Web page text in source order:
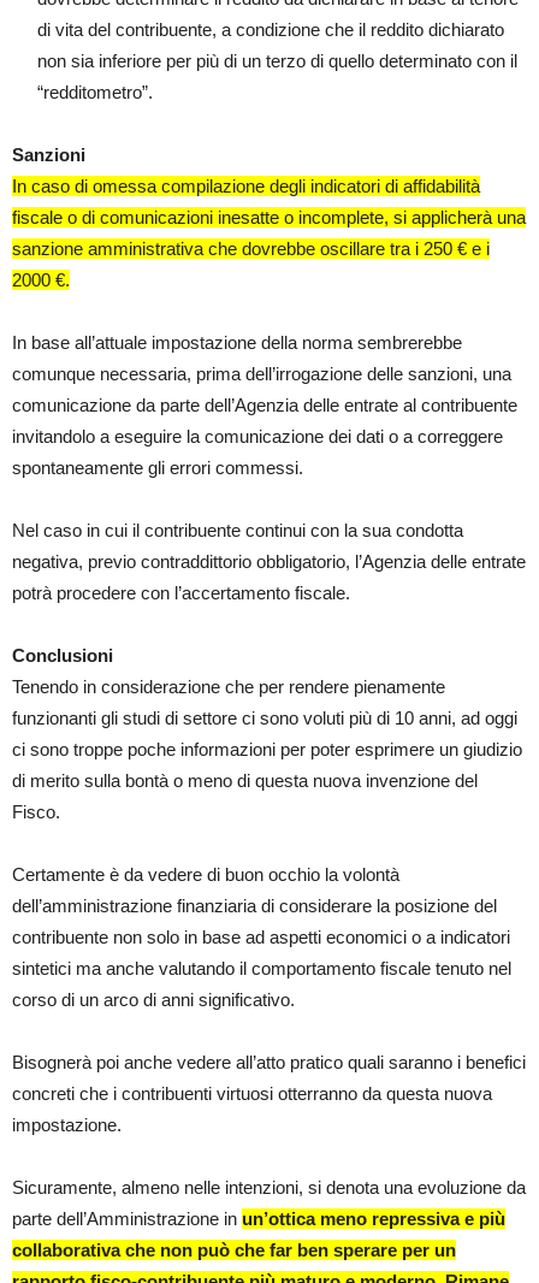
di vita del contribuente, a condizione che il reddito dichiarato
non sia inferiore per più di un terzo di quello determinato con il
“redditometro”.
Sanzioni
In caso di omessa compilazione degli indicatori di affidabilità
fiscale o di comunicazioni inesatte o incomplete, si applicherà una
sanzione amministrativa che dovrebbe oscillare tra i 250 € e i
2000 €.
In base all’attuale impostazione della norma sembrerebbe
comunque necessaria, prima dell’irrogazione delle sanzioni, una
comunicazione da parte dell’Agenzia delle entrate al contribuente
invitandolo a eseguire la comunicazione dei dati o a correggere
spontaneamente gli errori commessi.
Nel caso in cui il contribuente continui con la sua condotta
negativa, previo contraddittorio obbligatorio, l’Agenzia delle entrate
potrà procedere con l’accertamento fiscale.
Conclusioni
Tenendo in considerazione che per rendere pienamente
funzionanti gli studi di settore ci sono voluti più di 10 anni, ad oggi
ci sono troppe poche informazioni per poter esprimere un giudizio
di merito sulla bontà o meno di questa nuova invenzione del
Fisco.
Certamente è da vedere di buon occhio la volontà
dell’amministrazione finanziaria di considerare la posizione del
contribuente non solo in base ad aspetti economici o a indicatori
sintetici ma anche valutando il comportamento fiscale tenuto nel
corso di un arco di anni significativo.
Bisognerà poi anche vedere all’atto pratico quali saranno i benefici
concreti che i contribuenti virtuosi otterranno da questa nuova
impostazione.
Sicuramente, almeno nelle intenzioni, si denota una evoluzione da
parte dell’Amministrazione in un’ottica meno repressiva e più
collaborativa che non può che far ben sperare per un